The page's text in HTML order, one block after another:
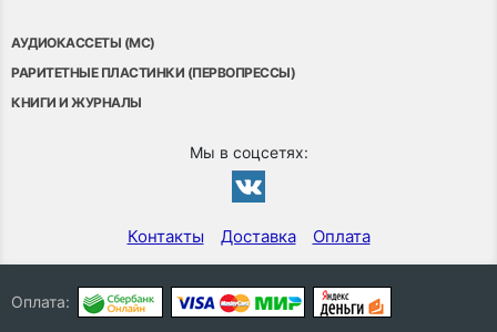
АУДИОКАССЕТЫ (MC)
РАРИТЕТНЫЕ ПЛАСТИНКИ (ПЕРВОПРЕССЫ)
КНИГИ И ЖУРНАЛЫ
Мы в соцсетях:
Контакты Доставка Оплата
Оплата: